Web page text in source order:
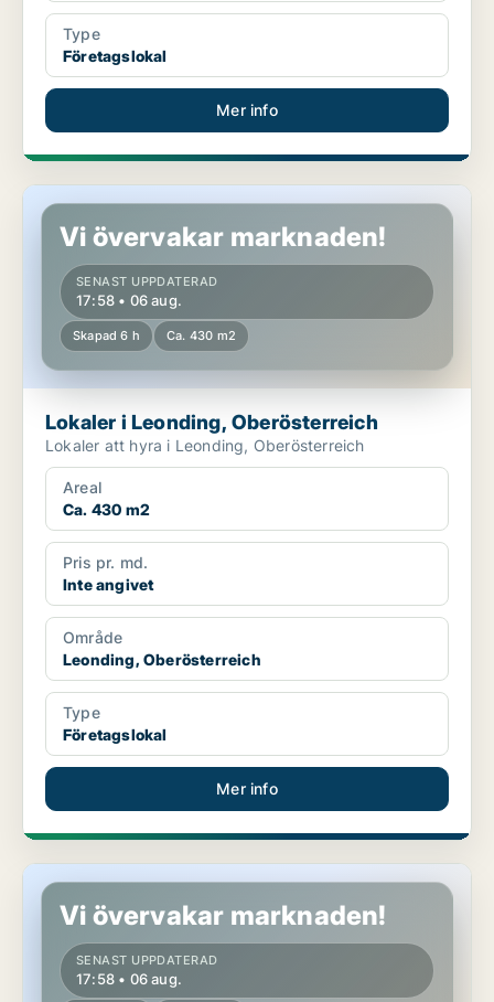
Type
Företagslokal
Mer info
Lokaler i Leonding, Oberösterreich
Vi övervakar marknaden!
SENAST UPPDATERAD
17:58 • 06 aug.
Skapad 6 h Ca. 430 m2
Lokaler i Leonding, Oberösterreich
Lokaler att hyra i Leonding, Oberösterreich
Areal
Ca. 430 m2
Pris pr. md.
Inte angivet
Område
Leonding, Oberösterreich
Type
Företagslokal
Mer info
Lokaler i Schleißheim, Oberösterreich
Vi övervakar marknaden!
SENAST UPPDATERAD
17:58 • 06 aug.